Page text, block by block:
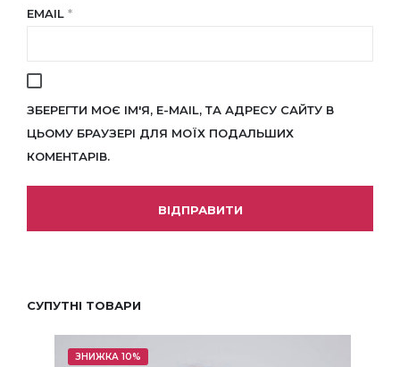
EMAIL *
ЗБЕРЕГТИ МОЄ ІМ'Я, E-MAIL, ТА АДРЕСУ САЙТУ В
ЦЬОМУ БРАУЗЕРІ ДЛЯ МОЇХ ПОДАЛЬШИХ
КОМЕНТАРІВ.
СУПУТНІ ТОВАРИ
ЗНИЖКА 10%